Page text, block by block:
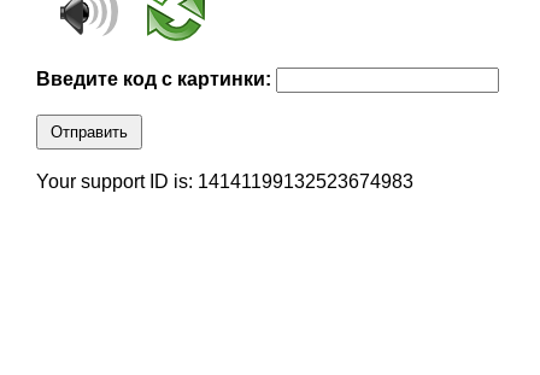
Введите код с картинки:
Отправить
Your support ID is: 14141199132523674983